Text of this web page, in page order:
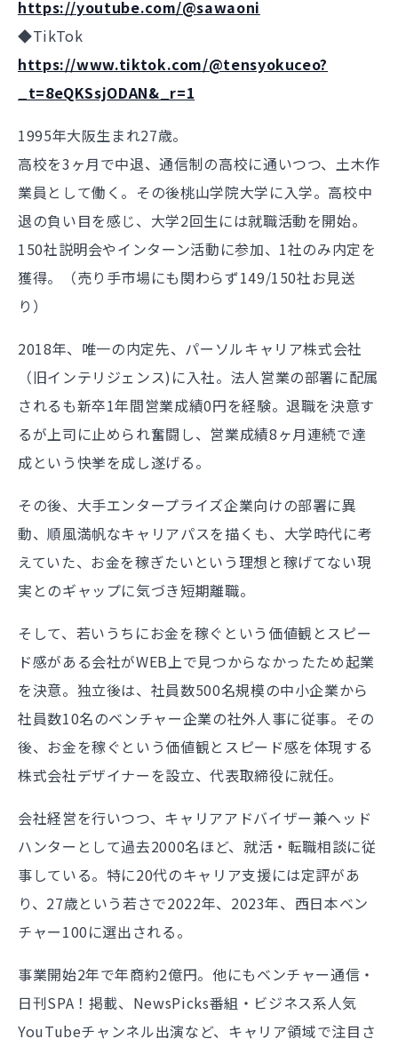
https://youtube.com/@sawaoni
◆TikTok
https://www.tiktok.com/@tensyokuceo?
_t=8eQKSsjODAN&_r=1
1995年大阪生まれ27歳。
高校を3ヶ月で中退、通信制の高校に通いつつ、土木作
業員として働く。その後桃山学院大学に入学。高校中
退の負い目を感じ、大学2回生には就職活動を開始。
150社説明会やインターン活動に参加、1社のみ内定を
獲得。（売り手市場にも関わらず149/150社お見送
り）
2018年、唯一の内定先、パーソルキャリア株式会社
（旧インテリジェンス)に入社。法人営業の部署に配属
されるも新卒1年間営業成績0円を経験。退職を決意す
るが上司に止められ奮闘し、営業成績8ヶ月連続で達
成という快挙を成し遂げる。
その後、大手エンタープライズ企業向けの部署に異
動、順風満帆なキャリアパスを描くも、大学時代に考
えていた、お金を稼ぎたいという理想と稼げてない現
実とのギャップに気づき短期離職。
そして、若いうちにお金を稼ぐという価値観とスピー
ド感がある会社がWEB上で見つからなかったため起業
を決意。独立後は、社員数500名規模の中小企業から
社員数10名のベンチャー企業の社外人事に従事。その
後、お金を稼ぐという価値観とスピード感を体現する
株式会社デザイナーを設立、代表取締役に就任。
会社経営を行いつつ、キャリアアドバイザー兼ヘッド
ハンターとして過去2000名ほど、就活・転職相談に従
事している。特に20代のキャリア支援には定評があ
り、27歳という若さで2022年、2023年、西日本ベン
チャー100に選出される。
事業開始2年で年商約2億円。他にもベンチャー通信・
日刊SPA！掲載、NewsPicks番組・ビジネス系人気
YouTubeチャンネル出演など、キャリア領域で注目さ